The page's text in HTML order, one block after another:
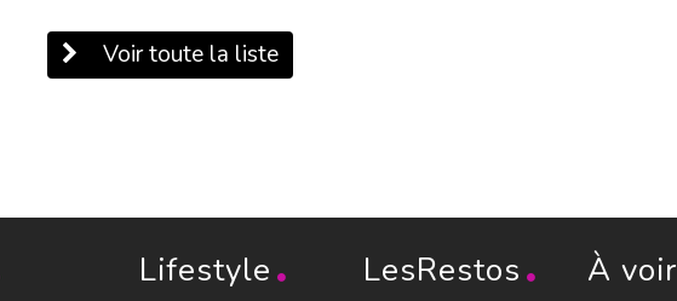
Voir toute la liste
Lifestyle LesRestos À voir